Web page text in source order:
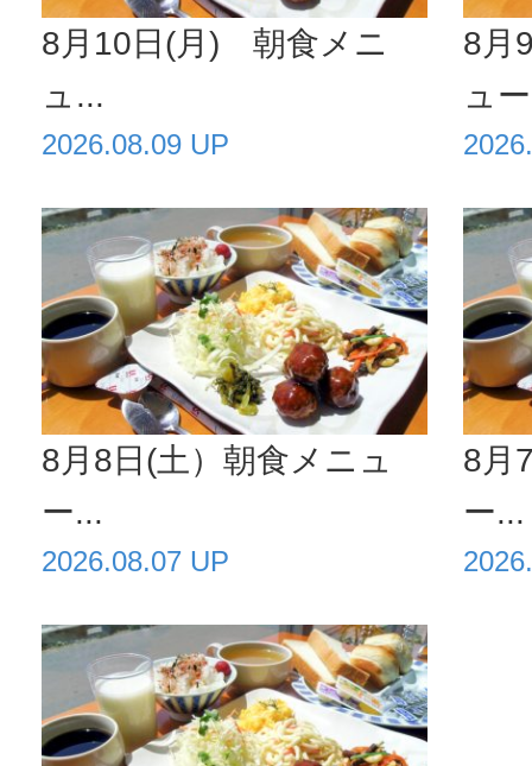
8月10日(月) 朝食メニ
ュ...
2026.08.09 UP
8月
ュ
8月8日(土）朝食メニュ
ー...
2026.08.07 UP
8月
ー...